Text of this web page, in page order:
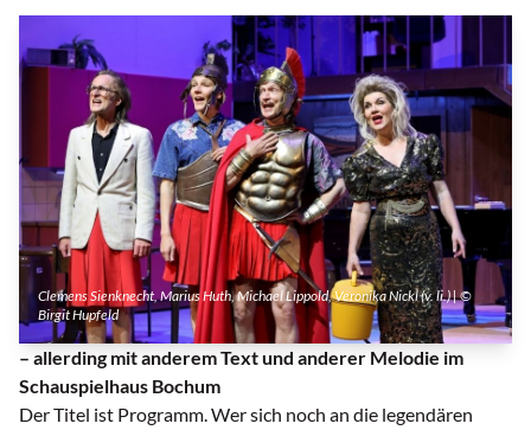
– allerding mit anderem Text und anderer Melodie im
Schauspielhaus Bochum
Der Titel ist Programm. Wer sich noch an die legendären
Clemens Sienknecht, Marius Huth, Michael Lippold, Veronika Nickl (v. li.) | ©
Birgit Hupfeld